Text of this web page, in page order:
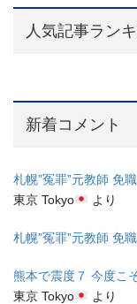
人気記事ラン
新着コメント
札幌”冤罪”元教師 免
東京 Tokyo
より
札幌”冤罪”元教師 免
熊本で震度７ 今度こ
東京 Tokyo
より